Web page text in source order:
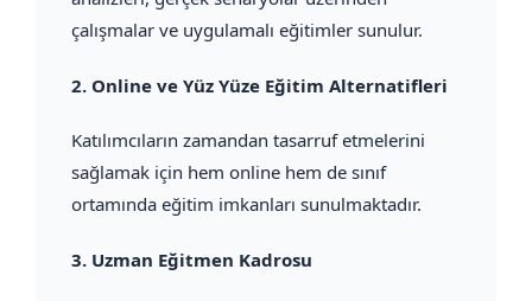
çalışmalar ve uygulamalı eğitimler sunulur.
2. Online ve Yüz Yüze Eğitim Alternatifleri
Katılımcıların zamandan tasarruf etmelerini
sağlamak için hem online hem de sınıf
ortamında eğitim imkanları sunulmaktadır.
3. Uzman Eğitmen Kadrosu